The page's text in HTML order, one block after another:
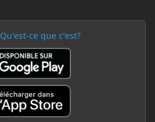
Qu'est-ce que c'est?